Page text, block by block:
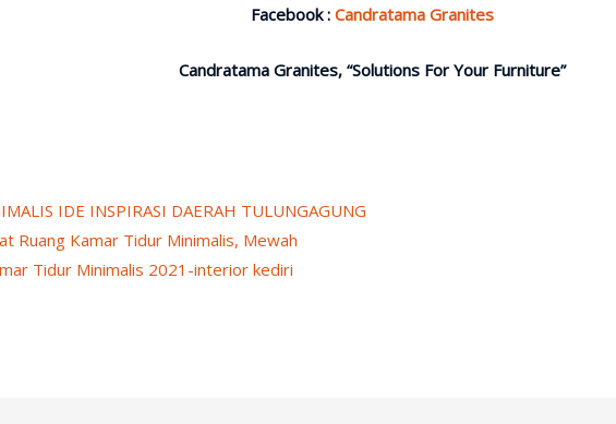
Facebook : Candratama Granites
Candratama Granites, “Solutions For Your Furniture”
IDE INSPIRASI DAERAH TULUNGAGUNG
Ruang Kamar Tidur Minimalis, Mewah
Tidur Minimalis 2021-interior kediri